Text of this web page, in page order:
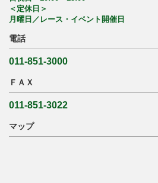
＜定休日＞
月曜日／レース・イベント開催日
電話
011-851-3000
ＦＡＸ
011-851-3022
マップ